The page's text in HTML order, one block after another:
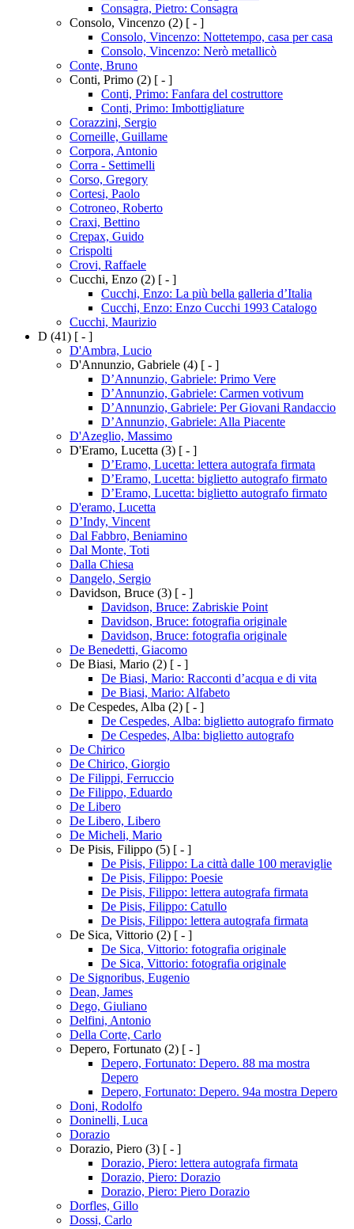
Consagra, Pietro: Consagra
Consolo, Vincenzo (2) [ - ]
Consolo, Vincenzo: Nottetempo, casa per casa
Consolo, Vincenzo: Nerò metallicò
Conte, Bruno
Conti, Primo (2) [ - ]
Conti, Primo: Fanfara del costruttore
Conti, Primo: Imbottigliature
Corazzini, Sergio
Corneille, Guillame
Corpora, Antonio
Corra - Settimelli
Corso, Gregory
Cortesi, Paolo
Cotroneo, Roberto
Craxi, Bettino
Crepax, Guido
Crispolti
Crovi, Raffaele
Cucchi, Enzo (2) [ - ]
Cucchi, Enzo: La più bella galleria d’Italia
Cucchi, Enzo: Enzo Cucchi 1993 Catalogo
Cucchi, Maurizio
D (41) [ - ]
D'Ambra, Lucio
D'Annunzio, Gabriele (4) [ - ]
D’Annunzio, Gabriele: Primo Vere
D’Annunzio, Gabriele: Carmen votivum
D’Annunzio, Gabriele: Per Giovani Randaccio
D’Annunzio, Gabriele: Alla Piacente
D'Azeglio, Massimo
D'Eramo, Lucetta (3) [ - ]
D’Eramo, Lucetta: lettera autografa firmata
D’Eramo, Lucetta: biglietto autografo firmato
D’Eramo, Lucetta: biglietto autografo firmato
D'eramo, Lucetta
D’Indy, Vincent
Dal Fabbro, Beniamino
Dal Monte, Toti
Dalla Chiesa
Dangelo, Sergio
Davidson, Bruce (3) [ - ]
Davidson, Bruce: Zabriskie Point
Davidson, Bruce: fotografia originale
Davidson, Bruce: fotografia originale
De Benedetti, Giacomo
De Biasi, Mario (2) [ - ]
De Biasi, Mario: Racconti d’acqua e di vita
De Biasi, Mario: Alfabeto
De Cespedes, Alba (2) [ - ]
De Cespedes, Alba: biglietto autografo firmato
De Cespedes, Alba: biglietto autografo
De Chirico
De Chirico, Giorgio
De Filippi, Ferruccio
De Filippo, Eduardo
De Libero
De Libero, Libero
De Micheli, Mario
De Pisis, Filippo (5) [ - ]
De Pisis, Filippo: La città dalle 100 meraviglie
De Pisis, Filippo: Poesie
De Pisis, Filippo: lettera autografa firmata
De Pisis, Filippo: Catullo
De Pisis, Filippo: lettera autografa firmata
De Sica, Vittorio (2) [ - ]
De Sica, Vittorio: fotografia originale
De Sica, Vittorio: fotografia originale
De Signoribus, Eugenio
Dean, James
Dego, Giuliano
Delfini, Antonio
Della Corte, Carlo
Depero, Fortunato (2) [ - ]
Depero, Fortunato: Depero. 88 ma mostra
Depero
Depero, Fortunato: Depero. 94a mostra Depero
Doni, Rodolfo
Doninelli, Luca
Dorazio
Dorazio, Piero (3) [ - ]
Dorazio, Piero: lettera autografa firmata
Dorazio, Piero: Dorazio
Dorazio, Piero: Piero Dorazio
Dorfles, Gillo
Dossi, Carlo